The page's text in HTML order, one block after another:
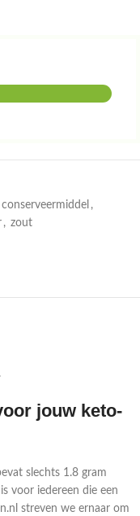
conserveermiddel ,
, zout
jouw keto-
slechts 1.8 gram
voor iedereen die een
streven we ernaar om